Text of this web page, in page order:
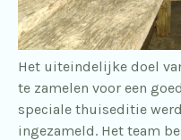
Het uiteindelijke doel
te zamelen voor een
speciale thuiseditie
ingezameld. Het team